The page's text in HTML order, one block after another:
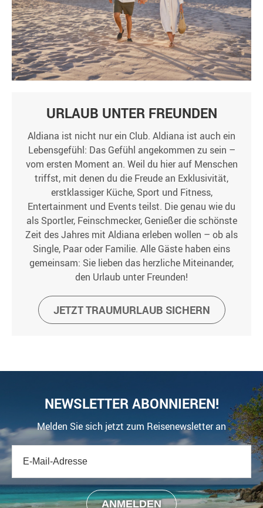
URLAUB UNTER FREUNDEN
Aldiana ist nicht nur ein Club. Aldiana ist auch ein
Lebensgefühl: Das Gefühl angekommen zu sein –
vom ersten Moment an. Weil du hier auf Menschen
triffst, mit denen du die Freude an Exklusivität,
erstklassiger Küche, Sport und Fitness,
Entertainment und Events teilst. Die genau wie du
als Sportler, Feinschmecker, Genießer die schönste
Zeit des Jahres mit Aldiana erleben wollen – ob als
Single, Paar oder Familie. Alle Gäste haben eins
gemeinsam: Sie lieben das herzliche Miteinander,
den Urlaub unter Freunden!
JETZT TRAUMURLAUB SICHERN
NEWSLETTER ABONNIEREN!
Melden Sie sich jetzt zum Reisenewsletter an